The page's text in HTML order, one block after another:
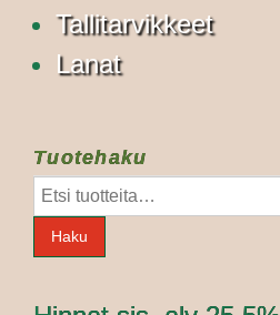
Tallitarvikkeet
Lanat
Tuotehaku
Etsi:
Haku